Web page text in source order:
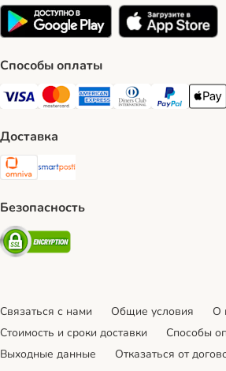
Способы оплаты
Visa Payment Method
Mastercard Payment Method
American Express Payment
Diners Club Payment
PayPal Apple
Доставка
Omniva Shipping Method
SmartPosti Shipping Method
Безопасность
Security
Связаться с нами Общие условия
О
Стоимость и сроки доставки
Cпособы
Выходные данные
Отказаться от